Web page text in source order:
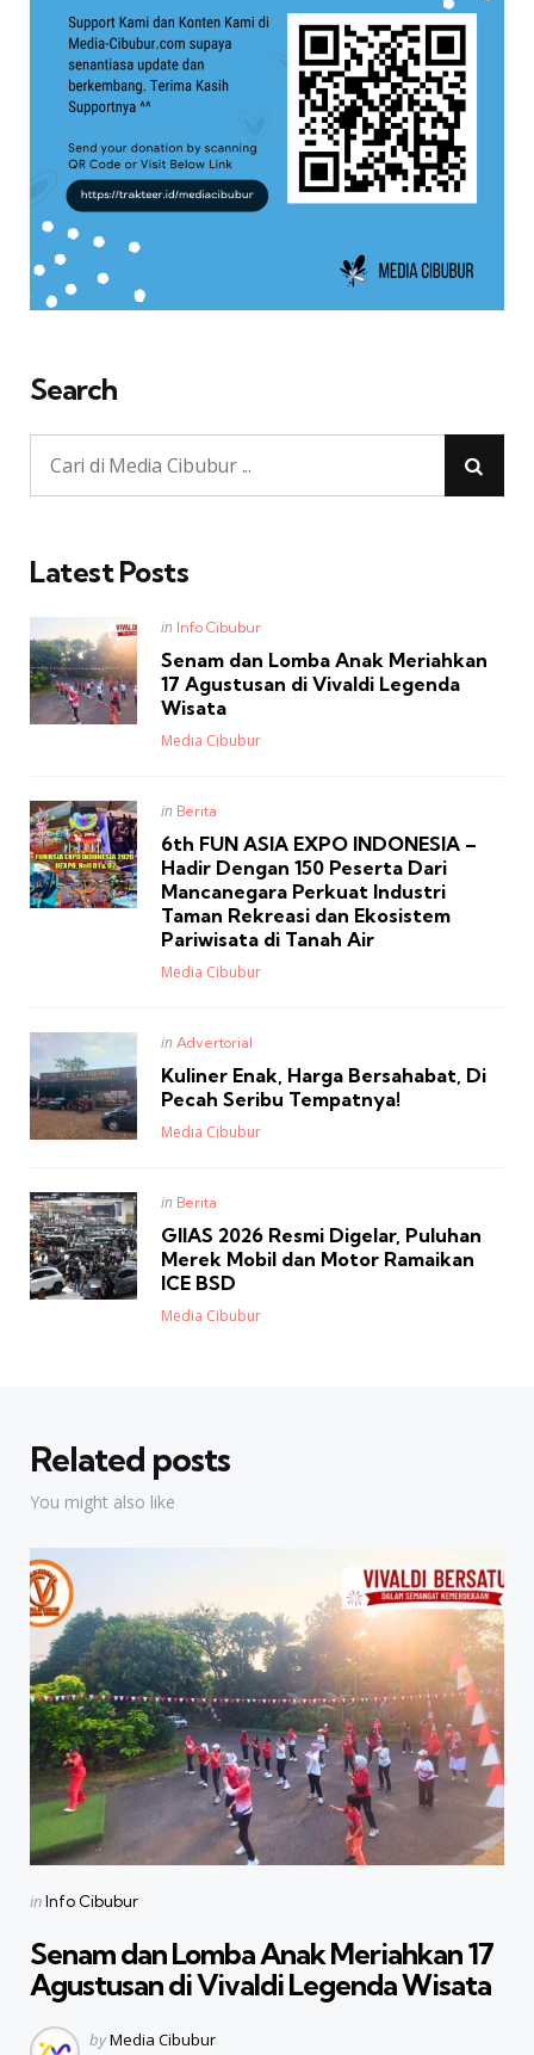
Search
Latest Posts
Posted
in Info Cibubur
Senam dan Lomba Anak Meriahkan
17 Agustusan di Vivaldi Legenda
Wisata
Posted
Media Cibubur
Posted
in
in Berita
6th FUN ASIA EXPO INDONESIA –
Hadir Dengan 150 Peserta Dari
Mancanegara Perkuat Industri
Taman Rekreasi dan Ekosistem
Pariwisata di Tanah Air
Posted
Media Cibubur
Posted
in Advertorial
Kuliner Enak, Harga Bersahabat, Di
Pecah Seribu Tempatnya!
Posted
Media Cibubur
Posted
in Berita
GIIAS 2026 Resmi Digelar, Puluhan
Merek Mobil dan Motor Ramaikan
ICE BSD
Posted
Media Cibubur
Related posts
You might also like
Categories
Posted
inInfo Cibubur
Senam dan Lomba Anak Meriahkan 17
Agustusan di Vivaldi Legenda Wisata
Posted
byMedia Cibubur